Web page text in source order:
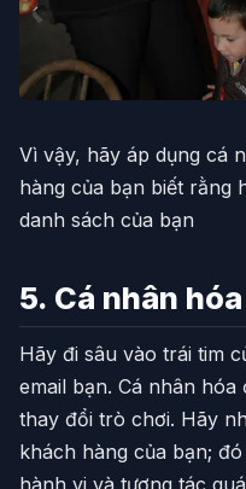
Vì vậy, hãy áp dụng cá
hàng của bạn biết rằng
danh sách của bạn
5. Cá nhân
Hãy đi sâu vào trái tim
email bạn. Cá nhân
thay đổi trò chơi. Hãy
khách hàng của bạn;